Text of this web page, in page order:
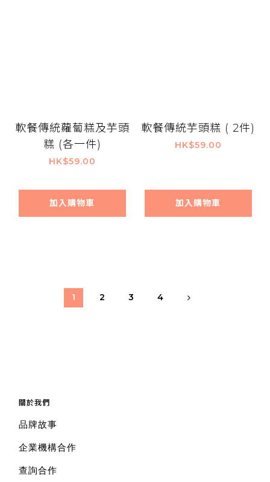
軟餐傳統蘿蔔糕及芋頭
糕 (各一件)
HK$59.00
加入購物車
軟餐傳統芋頭糕 ( 2件)
HK$59.00
加入購物車
1 2 3 4
關於我們
品牌故事
企業機構合作
查詢合作